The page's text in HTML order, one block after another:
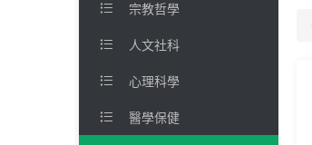
 宗教哲學
 人文社科
 心理科學
 醫學保健